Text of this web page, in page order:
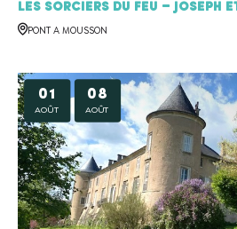
Les sorciers du feu – Joseph
PONT A MOUSSON
01
AOÛT
08
AOÛT